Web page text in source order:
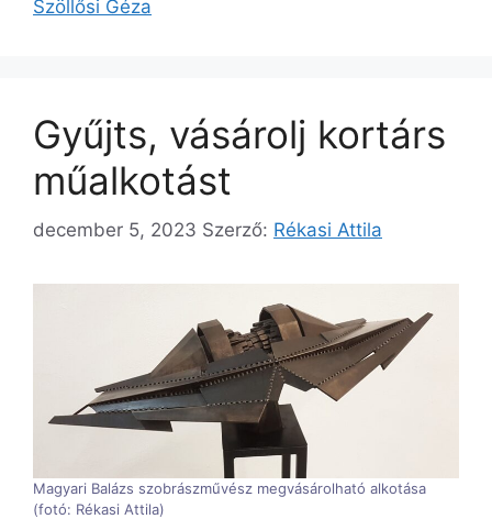
Szöllősi Géza
Gyűjts, vásárolj kortárs
műalkotást
december 5, 2023 Szerző: Rékasi Attila
Magyari Balázs szobrászművész megvásárolható alkotása
(fotó: Rékasi Attila)